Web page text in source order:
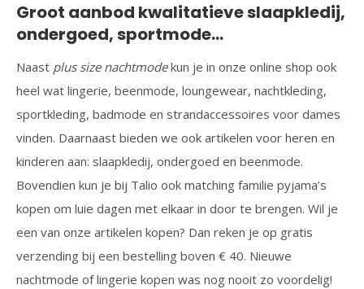
Groot aanbod kwalitatieve slaapkledij,
ondergoed, sportmode…
Naast plus size nachtmodekun je in onze online shop ook
heel wat lingerie, beenmode, loungewear, nachtkleding,
sportkleding, badmode en strandaccessoires voor dames
vinden. Daarnaast bieden we ook artikelen voor heren en
kinderen aan: slaapkledij, ondergoed en beenmode.
Bovendien kun je bij Talio ook matching familie pyjama’s
kopen om luie dagen met elkaar in door te brengen. Wil je
een van onze artikelen kopen? Dan reken je op gratis
verzending bij een bestelling boven € 40. Nieuwe
nachtmode of lingerie kopen was nog nooit zo voordelig!